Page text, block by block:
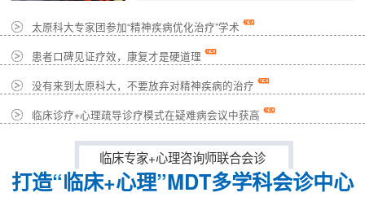
太原科大专家团参加“精神疾病优化治疗”学术
患者口碑见证疗效，康复才是硬道理
没有来到太原科大，不要放弃对精神疾病的治疗
临床诊疗+心理疏导诊疗模式在疑难病会议中获高
临床专家+心理咨询师联合会诊
打造“临床+心理”MDT多学科会诊中心